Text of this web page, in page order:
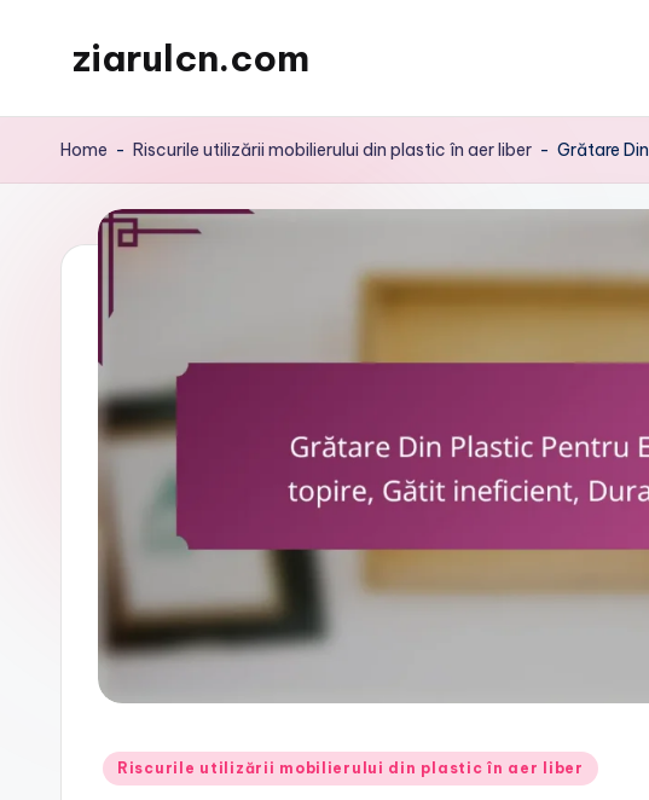
ziarulcn.com
Home - Riscurile utilizării mobilierului din plastic în aer liber - Grătare
Posted
Riscurile utilizării mobilierului din plastic în aer liber